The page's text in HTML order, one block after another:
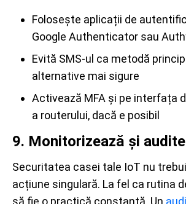
Folosește aplicații de
Google Authenticator sau
Evită SMS-ul ca metodă
alternative mai sigure
Activează MFA și pe interfața
a routerului, dacă e posibil
9. Monitorizează și
Securitatea casei tale IoT nu
acțiune singulară. La fel ca rutina
să fie o practică constantă. Un